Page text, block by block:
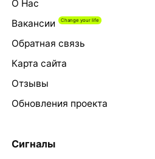
О Нас
Вакансии
Обратная связь
Карта сайта
Отзывы
Обновления проекта
Сигналы